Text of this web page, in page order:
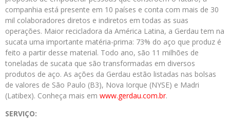
companhia está presente em 10 países e conta com mais de 30
mil colaboradores diretos e indiretos em todas as suas
operações. Maior recicladora da América Latina, a Gerdau tem na
sucata uma importante matéria-prima: 73% do aço que produz é
feito a partir desse material. Todo ano, são 11 milhões de
toneladas de sucata que são transformadas em diversos
produtos de aço. As ações da Gerdau estão listadas nas bolsas
de valores de São Paulo (B3), Nova Iorque (NYSE) e Madri
(Latibex). Conheça mais em www.gerdau.com.br.
SERVIÇO: